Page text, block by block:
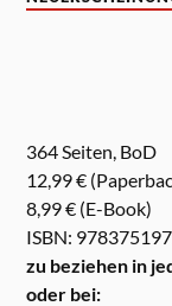
364 Seiten, BoD
12,99 €
8,99 € (E-Book)
ISBN:
zu beziehen in
oder bei: